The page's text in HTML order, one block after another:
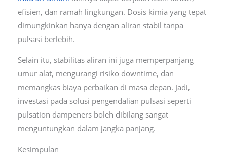
efisien, dan ramah lingkungan. Dosis kimia yang tepat
dimungkinkan hanya dengan aliran stabil tanpa
pulsasi berlebih.
Selain itu, stabilitas aliran ini juga memperpanjang
umur alat, mengurangi risiko downtime, dan
memangkas biaya perbaikan di masa depan. Jadi,
investasi pada solusi pengendalian pulsasi seperti
pulsation dampeners boleh dibilang sangat
menguntungkan dalam jangka panjang.
Kesimpulan